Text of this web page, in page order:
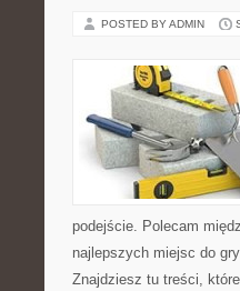
POSTED BY ADMIN
podejście. Polecam
najlepszych miejsc do
Znajdziesz tu treści,